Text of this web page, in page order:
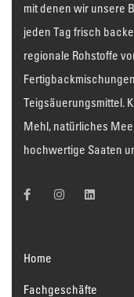
mit denen wir unsere
jeden Tag frisch
regionale Rohstoffe
Teigsäuerungsmittel.
Mehl, natürliches
hochwertige Saaten
Home
Fachgeschäfte